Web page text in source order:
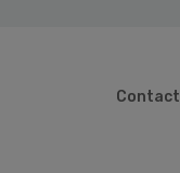
Contact